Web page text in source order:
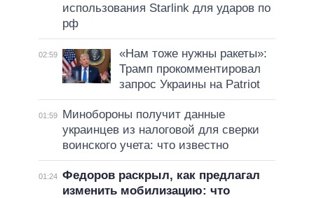
использования Starlink для ударов по
рф
02:59
«Нам тоже нужны ракеты»:
Трамп прокомментировал
запрос Украины на Patriot
01:59
Минобороны получит данные
украинцев из налоговой для сверки
воинского учета: что известно
01:24 Федоров раскрыл, как предлагал
изменить мобилизацию: что